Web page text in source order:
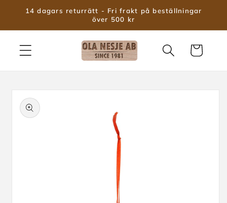
vidare
innehåll
14 dagars returrätt - Fri frakt på beställningar
över 500 kr
Varukorg
vidare till